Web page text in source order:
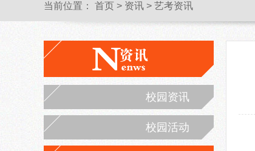
当前位置： 首页 > 资讯 > 艺考资讯
校园资讯
校园活动